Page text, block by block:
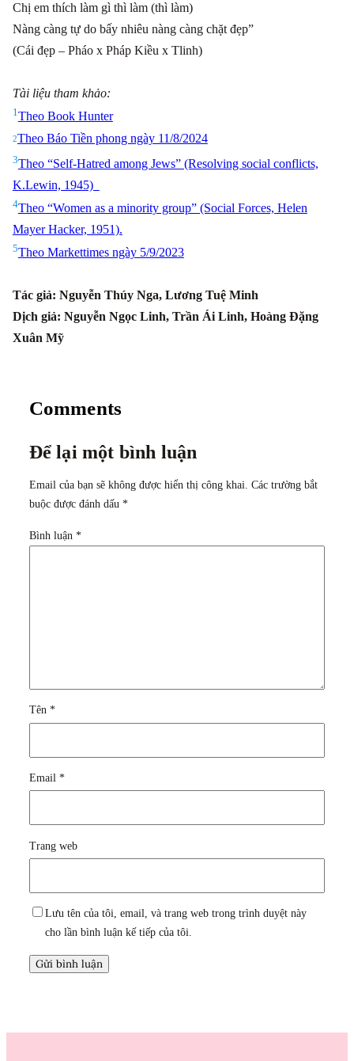
Chị em thích làm gì thì làm (thì làm)
Nàng càng tự do bấy nhiêu nàng càng chặt đẹp”
(Cái đẹp – Pháo x Pháp Kiều x Tlinh)
Tài liệu tham khảo:
1Theo Book Hunter
2Theo Báo Tiền phong ngày 11/8/2024
3Theo “Self-Hatred among Jews” (Resolving social conflicts,
K.Lewin, 1945)
4Theo “Women as a minority group” (Social Forces, Helen
Mayer Hacker, 1951).
5Theo Markettimes ngày 5/9/2023
Tác giả: Nguyễn Thúy Nga, Lương Tuệ Minh
Dịch giả: Nguyễn Ngọc Linh, Trần Ái Linh, Hoàng Đặng
Xuân Mỹ
Comments
Để lại một bình luận
Email của bạn sẽ không được hiển thị công khai. Các trường bắt
buộc được đánh dấu *
Bình luận *
Tên *
Email *
Trang web
Lưu tên của tôi, email, và trang web trong trình duyệt này
cho lần bình luận kế tiếp của tôi.